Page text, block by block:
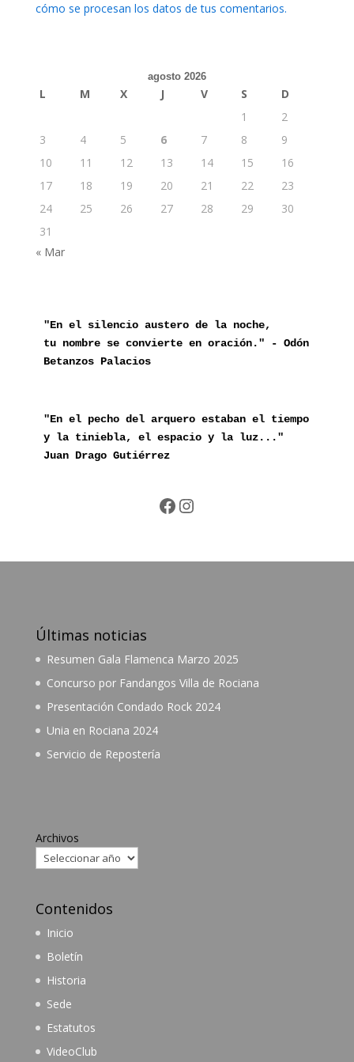
cómo se procesan los datos de tus comentarios.
agosto 2026
L M X J V S
D
1
2
3
4 5 6 7 8
9
10
11 12 13 14 15
16
17
18 19 20 21 22
23
24
25 26 27 28 29
30
31
« Mar
"En el silencio austero de la noche,
tu nombre se convierte en oración." - Odón
Betanzos Palacios
"En el pecho del arquero estaban el tiempo
y la tiniebla, el espacio y la luz..."
Juan Drago Gutiérrez
Facebook
Instagram
Últimas noticias
Resumen Gala Flamenca Marzo 2025
Concurso por Fandangos Villa de Rociana
Presentación Condado Rock 2024
Unia en Rociana 2024
Servicio de Repostería
Archivos
Contenidos
Inicio
Boletín
Historia
Sede
Estatutos
VideoClub